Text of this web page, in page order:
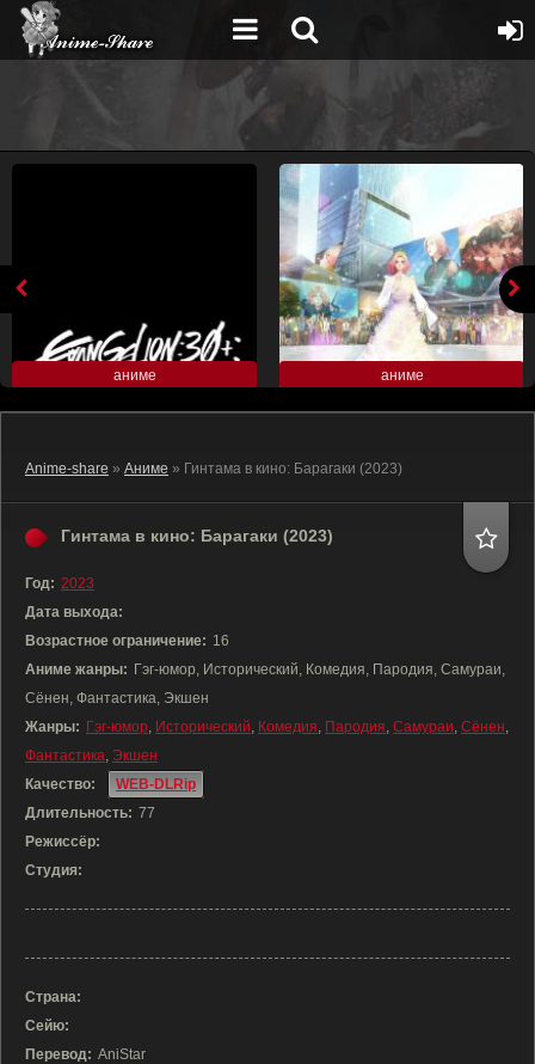
аниме аниме
Anime-share » Аниме » Гинтама в кино: Барагаки (2023)
Гинтама в кино: Барагаки (2023)
Год: 2023
Дата выхода:
Возрастное ограничение: 16
Аниме жанры: Гэг-юмор, Исторический, Комедия, Пародия, Самураи,
Сёнен, Фантастика, Экшен
Жанры: Гэг-юмор, Исторический, Комедия, Пародия, Самураи, Сёнен,
Фантастика, Экшен
Качество:
WEB-DLRip
Длительность: 77
Режиссёр:
Студия:
Страна:
Сейю:
Перевод: AniStar